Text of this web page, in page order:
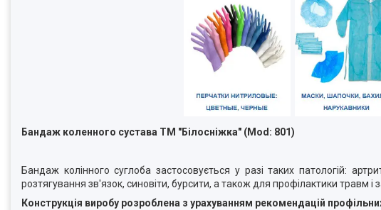
Бандаж коленного сустава ТМ "Білосніжка" (Mod: 801)
Бандаж колінного суглоба застосовується у разі таких патологій:
розтягування зв'язок, синовіти, бурсити, а також для профілактики травм
Конструкція виробу розроблена з урахуванням рекомендацій